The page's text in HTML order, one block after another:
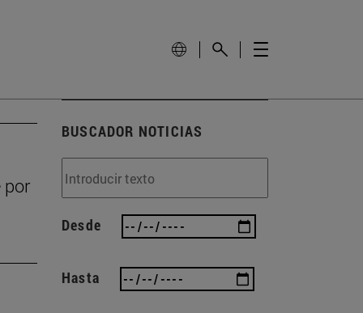
por
BUSCADOR NOTICIAS
Desde
Hasta